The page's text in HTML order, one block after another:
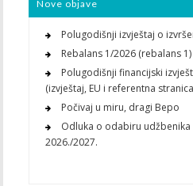
Nove objave
Polugodišnji izvještaj o
Rebalans 1/2026 (rebalans 1)
Polugodišnji financijski
(izvještaj, EU i referentna
Počivaj u miru, dragi Bepo
Odluka o odabiru udžbenika
2026./2027.